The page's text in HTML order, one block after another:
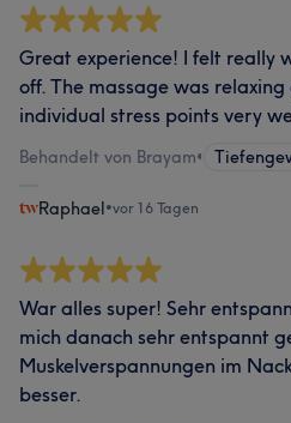
Great experience! I felt really
off. The massage was
individual stress points very
Behandelt von Brayam•
Raphael•vor 16 Tagen
War alles super! Sehr
mich danach sehr entspannt
Muskelverspannungen im
besser.